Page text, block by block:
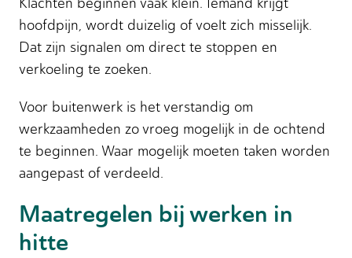
hoofdpijn, wordt duizelig of voelt zich misselijk.
Dat zijn signalen om direct te stoppen en
verkoeling te zoeken.
Voor buitenwerk is het verstandig om
werkzaamheden zo vroeg mogelijk in de ochtend
te beginnen. Waar mogelijk moeten taken worden
aangepast of verdeeld.
Maatregelen bij werken in
hitte